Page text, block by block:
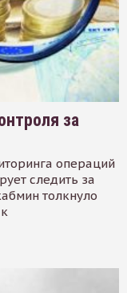
за
операций
следить за
толкнуло